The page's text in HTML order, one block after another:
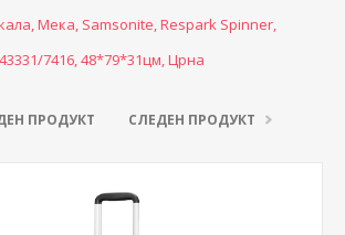
Мека, Samsonite, Respark Spinner,
7416, 48*79*31цм, Црна
ПРОДУКТ СЛЕДЕН ПРОДУКТ